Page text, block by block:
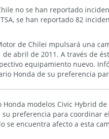
no se han reportado
se han reportado 82
de Chilei mpulsará una
abril de 2011. A través de
equipamiento nuevo.
Honda de su preferencia
modelos Civic Hybrid de
su preferencia para coordinar
se encuentra afecto a esta